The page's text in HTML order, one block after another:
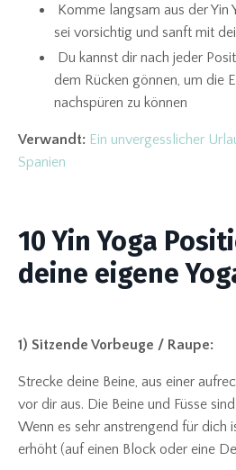
Komme langsam aus der Yin
sei vorsichtig und sanft mit
Du kannst dir nach jeder
dem Rücken gönnen, um die
nachspüren zu können
Verwandt: Ein unvergesslicher
Spanien
10 Yin Yoga
deine eigene
1) Sitzende Vorbeuge / Raupe:
Strecke deine Beine, aus einer
vor dir aus. Die Beine und Füsse
Wenn es sehr anstrengend für dich
erhöht (auf einen Block oder eine